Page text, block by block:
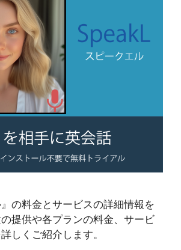
』の料金とサービスの詳細情報を
提供や各プランの料金、サービ
しくご紹介します。